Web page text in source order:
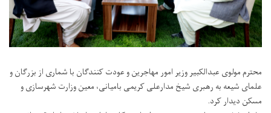
محترم مولوی عبدالکبیر وزیر امور مهاجرین و عودت کنندگان با شماری از بزرگان و
علمای شیعه به رهبری شیخ مدارعلی کریمی بامیانی، معین وزارت شهرسازی و
مسکن دیدار کرد.